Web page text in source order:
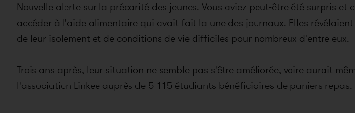
Nouvelle alerte sur la précarité des jeunes. Vous aviez peut-être été surpris
accéder à l'aide alimentaire qui avait fait la une des journaux. Elles
de leur isolement et de conditions de vie difficiles pour nombreux d'entre eux.
Trois ans après, leur situation ne semble pas s'être améliorée, voire aurait
l'association Linkee auprès de 5 115 étudiants bénéficiaires de paniers repas.